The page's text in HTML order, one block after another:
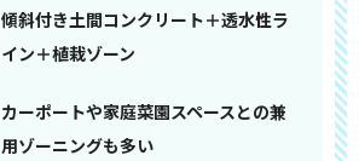
傾斜付き土間コンクリート＋透水性ラ
イン＋植栽ゾーン
カーポートや家庭菜園スペースとの兼
用ゾーニングも多い